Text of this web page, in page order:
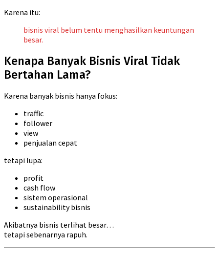
Karena itu:
bisnis viral belum tentu menghasilkan keuntungan
besar.
Kenapa Banyak Bisnis Viral Tidak
Bertahan Lama?
Karena banyak bisnis hanya fokus:
traffic
follower
view
penjualan cepat
tetapi lupa:
profit
cash flow
sistem operasional
sustainability bisnis
Akibatnya bisnis terlihat besar…
tetapi sebenarnya rapuh.